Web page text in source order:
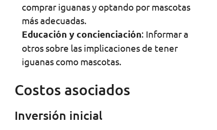
comprar iguanas y optando por mascotas
más adecuadas.
Educación y concienciación: Informar a
otros sobre las implicaciones de tener
iguanas como mascotas.
Costos asociados
Inversión inicial